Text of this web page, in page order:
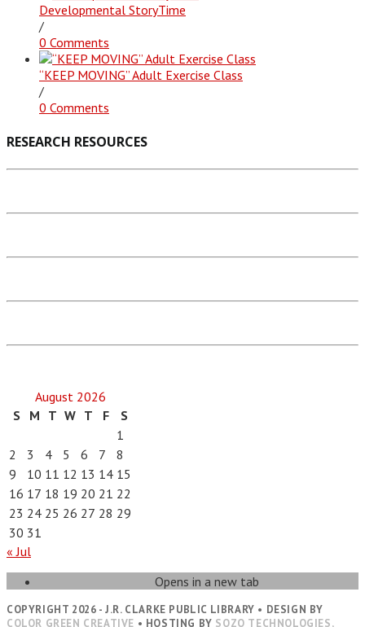
Developmental StoryTime
/
0 Comments
“KEEP MOVING” Adult Exercise Class
/
0 Comments
RESEARCH RESOURCES
August 2026
S
M T W T F
S
1
2
3 4 5 6 7
8
9
10 11 12 13 14 15
16 17 18 19 20 21 22
23 24 25 26 27 28 29
30 31
« Jul
Opens in a new tab
COPYRIGHT 2026 - J.R. CLARKE PUBLIC LIBRARY • DESIGN BY
COLOR GREEN CREATIVE • HOSTING BY SOZO TECHNOLOGIES,